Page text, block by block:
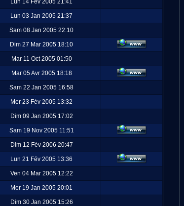
Lun 14 Fév 2005 21:41
Lun 03 Jan 2005 21:37
Sam 08 Jan 2005 22:10
Dim 27 Mar 2005 18:10
Mar 11 Oct 2005 01:50
Mar 05 Avr 2005 18:18
Sam 22 Jan 2005 16:58
Mer 23 Fév 2005 13:32
Dim 09 Jan 2005 17:02
Sam 19 Nov 2005 11:51
Dim 12 Fév 2006 20:47
Lun 21 Fév 2005 13:36
Ven 04 Mar 2005 12:22
Mer 19 Jan 2005 20:01
Dim 30 Jan 2005 15:26